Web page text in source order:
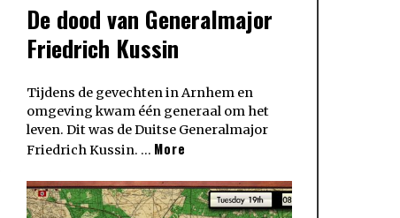
De dood van Generalmajor
Friedrich Kussin
Tijdens de gevechten in Arnhem en
omgeving kwam één generaal om het
leven. Dit was de Duitse Generalmajor
Friedrich Kussin. … More